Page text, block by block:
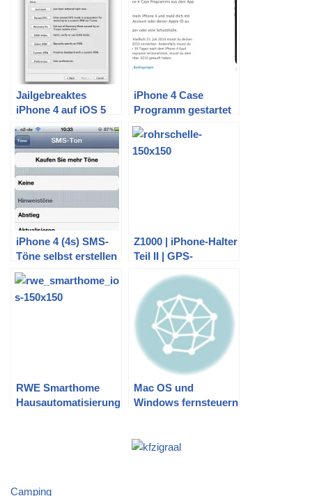
unbekannter Fehler
ist aufgetreten (9).
Jailgebreaktes
iPhone 4 auf iOS 5
updaten
iPhone 4 Case
Programm gestartet
iPhone 4 (4s) SMS-
Töne selbst erstellen
Teil II
Z1000 | iPhone-Halter
Teil II | GPS-
RWE Smarthome
Hausautomatisierung
Mac OS und
Windows fernsteuern
Camping